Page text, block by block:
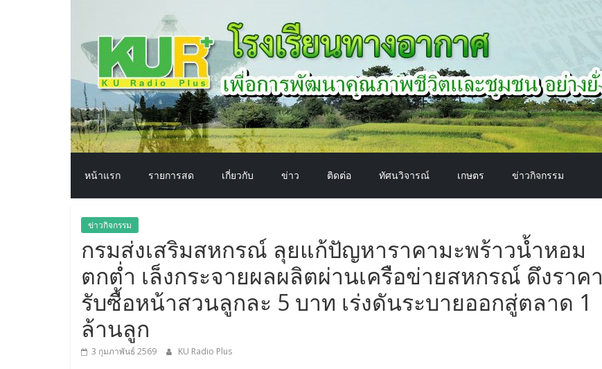
โรงเรียน
ทาง
อากาศ​
เพื่อ
พัฒนา
คุณภาพ
ชีวิต
หน้าแรก รายการสด เกี่ยวกับ ข่าว ติดต่อ ทัศนวิจารณ์ เกษตร ข่าวกิจกรรม
ข่าวกิจกรรม
กรมส่งเสริมสหกรณ์ ลุยแก้ปัญหาราคามะพร้าวน้ำหอม
ตกต่ำ เล็งกระจายผลผลิตผ่านเครือข่ายสหกรณ์ ดึงราคา
รับซื้อหน้าสวนลูกละ 5 บาท เร่งดันระบายออกสู่ตลาด 1
ล้านลูก
3 กุมภาพันธ์ 2569 KU Radio Plus